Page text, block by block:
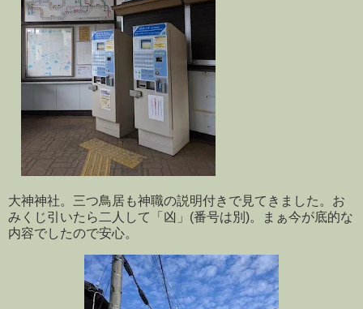
大神神社。三つ鳥居も神職の説明付きで見てきました。お
みくじ引いたら二人して「凶」(番号は別)。まぁ今が底的な
内容でしたので安心。